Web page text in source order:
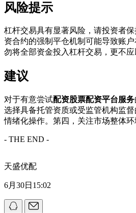
风险提示
杠杆交易具有显著风险，请投资者
资合约的强制平仓机制可能导致账
勿将全部资金投入杠杆交易，更不
建议
对于有意尝试配资股票配资平台服务
选择具备托管资质或受监管机构监
情绪化操作。第四，关注市场整体
- THE END -
天盛优配
6月30日15:02